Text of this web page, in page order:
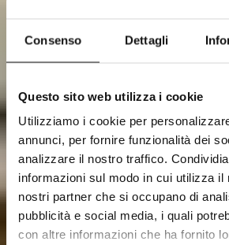
Consenso Dettagli
Questo sito web utilizza i cookie
Utilizziamo i cookie per
annunci, per fornire funzionalità dei
analizzare il nostro traffico.
informazioni sul modo in cui utilizza il
nostri partner che si occupano di
pubblicità e social media, i quali
con altre informazioni che ha fornito